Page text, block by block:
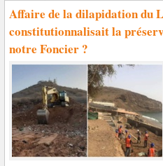
Affaire de la dilapidation du
constitutionnalisait la
notre Foncier ?